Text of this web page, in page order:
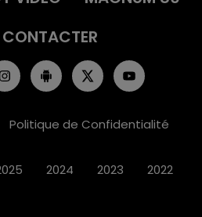
Politique de Confidentialité
2024 2023 2022